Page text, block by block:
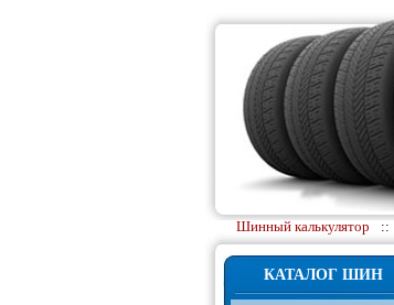
Шинный калькулятор ::
КАТАЛОГ ШИН